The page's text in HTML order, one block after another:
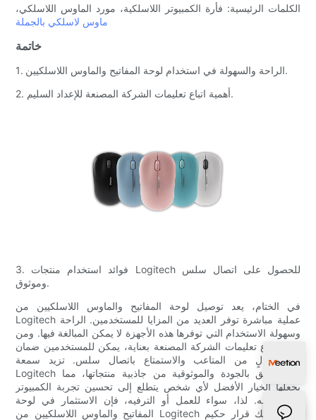
الكلمات الرئيسية: فأرة الكمبيوتر اللاسلكية، مورد الماوس اللاسلكي،
ماوس لاسلكي بالجملة
خاتمة
1. الراحة والسهولة في استخدام لوحة المفاتيح والماوس اللاسلكيين.
2. أهمية اتباع تعليمات الشركة المصنعة للإعداد السليم.
3. فوائد استخدام منتجات Logitech للحصول على اتصال سلس
وموثوق.
في الختام، يعد توصيل لوحة المفاتيح والماوس اللاسلكيين من
Logitech عملية مباشرة توفر العديد من المزايا للمستخدمين. الراحة
وسهولة الاستخدام التي توفرها هذه الأجهزة لا يمكن المبالغة فيها. ومن
خلال اتباع تعليمات الشركة المصنعة بعناية، يمكن للمستخدمين ضمان
إعداد خالٍ من المتاعب والاستمتاع باتصال سلس. تزيد سمعة
Logitech فيما يتعلق بالجودة والموثوقية من جاذبية منتجاتها، مما
يجعلها الخيار الأفضل لأي شخص يتطلع إلى تحسين تجربة الكمبيوتر
الخاصة به. لذا، سواء للعمل أو الترفيه، فإن الاستثمار في لوحة
المفاتيح والماوس اللاسلكيين من Logitech هو بلا شك قرار حكيم